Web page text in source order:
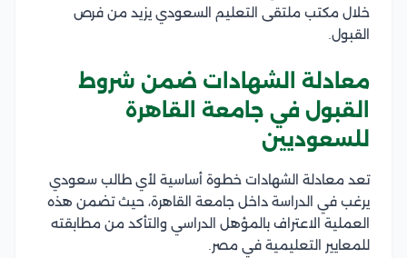
خلال مكتب ملتقى التعليم السعودي يزيد من فرص
القبول.
معادلة الشهادات ضمن شروط
القبول في جامعة القاهرة
للسعوديين
تعد معادلة الشهادات خطوة أساسية لأي طالب سعودي
يرغب في الدراسة داخل جامعة القاهرة، حيث تضمن هذه
العملية الاعتراف بالمؤهل الدراسي والتأكد من مطابقته
للمعايير التعليمية في مصر.